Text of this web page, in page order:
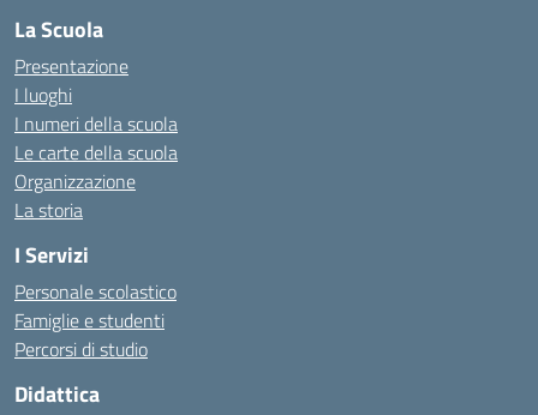
La Scuola
Presentazione
I luoghi
I numeri della scuola
Le carte della scuola
Organizzazione
La storia
I Servizi
Personale scolastico
Famiglie e studenti
Percorsi di studio
Didattica